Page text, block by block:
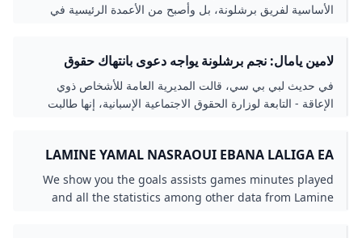
الأساسية لفريق برشلونة، بل وأصبح من الأعمدة الرئيسية في
لامين يامال: نجم برشلونة يواجه دعوى بانتهاك حقوق
أشخاص من ذوي الإعاقة - BBC NEWS عربي
في حديث لبي بي سي، قالت المديرية العامة للأشخاص ذوي
الإعاقة - التابعة لوزارة الحقوق الاجتماعية الإسبانية، إنها طالبت
LAMINE YAMAL NASRAOUI EBANA LALIGA EA
SPORTS LALIGA
We show you the goals assists games minutes played
and all the statistics among other data from Lamine